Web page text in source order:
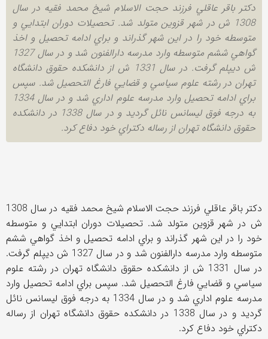
دکتر باقر عاقلي فرزند حجت الاسلام شيخ محمد فقيه در سال
1308 ش در شهر قزوين متولد شد. تحصيلات دوران ابتدايي و
متوسطه خود را در اين شهر گذراند و براي ادامه تحصيل و اخذ
گواهي ششم متوسطه وارد مدرسه دارالفنون شد و در سال 1327
ش ديپلم گرفت. در سال 1331 ش از دانشکده حقوق دانشگاه
تهران در رشته علوم سياسي و قضايي فارغ التحصيل شد. سپس
براي ادامه تحصيل وارد مدرسه علوم اداري شد و در سال 1334
به درجه فوق ليسانس نائل گرديد و در سال 1338 در دانشکده
حقوق دانشگاه تهران از رساله دکتراي خود دفاع کرد.
دکتر باقر عاقلي فرزند حجت الاسلام شيخ محمد فقيه در سال 1308
ش در شهر قزوين متولد شد. تحصيلات دوران ابتدايي و متوسطه
خود را در اين شهر گذراند و براي ادامه تحصيل و اخذ گواهي ششم
متوسطه وارد مدرسه دارالفنون شد و در سال 1327 ش ديپلم گرفت.
در سال 1331 ش از دانشکده حقوق دانشگاه تهران در رشته علوم
سياسي و قضايي فارغ التحصيل شد. سپس براي ادامه تحصيل وارد
مدرسه علوم اداري شد و در سال 1334 به درجه فوق ليسانس نائل
گرديد و در سال 1338 در دانشکده حقوق دانشگاه تهران از رساله
دکتراي خود دفاع کرد.